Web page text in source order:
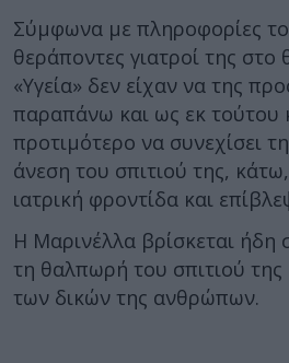
Σύμφωνα με πληροφορίες
θεράποντες γιατροί της στο
«Υγεία» δεν είχαν να της
παραπάνω και ως εκ τούτου
προτιμότερο να συνεχίσει
άνεση του σπιτιού της,
ιατρική φροντίδα και
Η Μαρινέλλα βρίσκεται ήδη
τη θαλπωρή του σπιτιού της
των δικών της ανθρώπων.